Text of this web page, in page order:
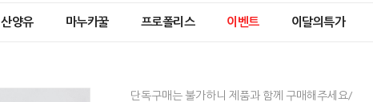
산양유 마누카꿀 프로폴리스 이벤트 이달의특가
단독구매는 불가하니 제품과 함께 구매해주세요/